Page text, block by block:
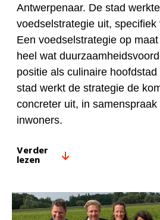
Antwerpenaar. De stad
voedselstrategie uit, specifiek
Een voedselstrategie op
heel wat
positie als culinaire
stad werkt de strategie de
concreter uit, in samenspraak
inwoners.
Verder
lezen